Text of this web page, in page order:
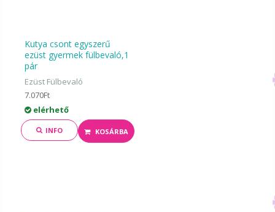
Kutya csont egyszerű
ezüst gyermek fülbevaló,1
pár
Ezüst Fülbevaló
7.070Ft
elérhető
INFO KOSÁRBA